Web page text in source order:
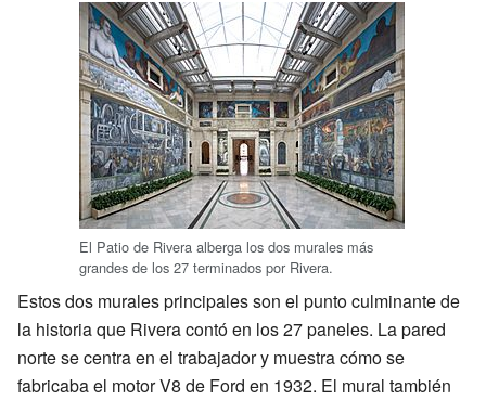
El Patio de Rivera alberga los dos murales más
grandes de los 27 terminados por Rivera.
Estos dos murales principales son el punto culminante de
la historia que Rivera contó en los 27 paneles. La pared
norte se centra en el trabajador y muestra cómo se
fabricaba el motor V8 de Ford en 1932. El mural también